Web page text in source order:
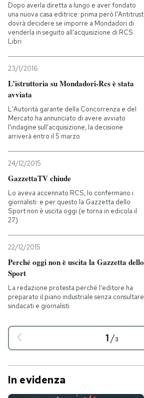
Dopo averla diretta a lungo e aver fondato
una nuova casa editrice: prima però l'Antitrust
dovrà decidere se imporre a Mondadori di
venderla in seguito all'acquisizione di RCS
Libri
23/1/2016
L’istruttoria su Mondadori-Rcs è stata
avviata
L'Autorità garante della Concorrenza e del
Mercato ha annunciato di avere avviato
l'indagine sull'acquisizione, la decisione
arriverà entro il 5 marzo
24/12/2015
GazzettaTV chiude
Lo aveva accennato RCS, lo confermano i
giornalisti: e per questo la Gazzetta dello
Sport non è uscita oggi (e torna in edicola il
27)
22/12/2015
Perché oggi non è uscita la Gazzetta dello
Sport
La redazione protesta perché l'editore ha
preparato il piano industriale senza consultare
sindacati e giornalisti
1/3
In evidenza